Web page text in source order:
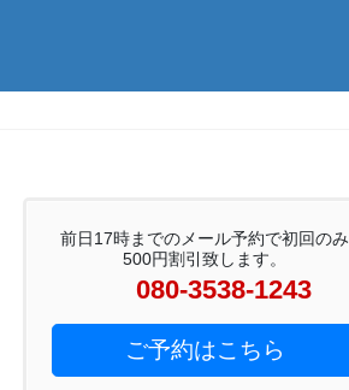
前日17時までのメール予約で初回のみ
500円割引致します。
080-3538-1243
ご予約はこちら